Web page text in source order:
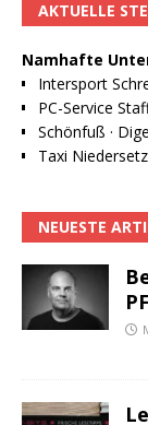
AKTUELLE
Namhafte
Intersport
PC-Service
Schönfuß ·
Taxi
NEUESTE